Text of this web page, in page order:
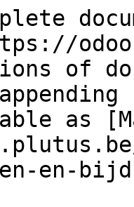
of
as
en-